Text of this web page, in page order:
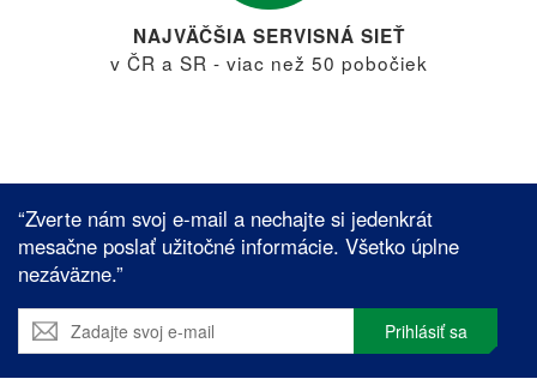
NAJVÄČŠIA SERVISNÁ SIEŤ
v ČR a SR - viac než 50 pobočiek
“Zverte nám svoj e-mail a nechajte si jedenkrát
mesačne poslať užitočné informácie. Všetko úplne
nezáväzne.”
Prihlásiť sa